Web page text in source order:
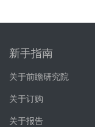
新手指南
关于前瞻研究院
关于订购
关于报告